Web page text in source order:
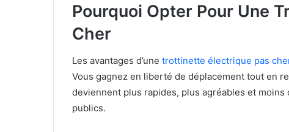
Pourquoi Opter Pour Une
Cher
Les avantages d’une trottinette électrique pas
Vous gagnez en liberté de déplacement tout en
deviennent plus rapides, plus agréables et
publics.